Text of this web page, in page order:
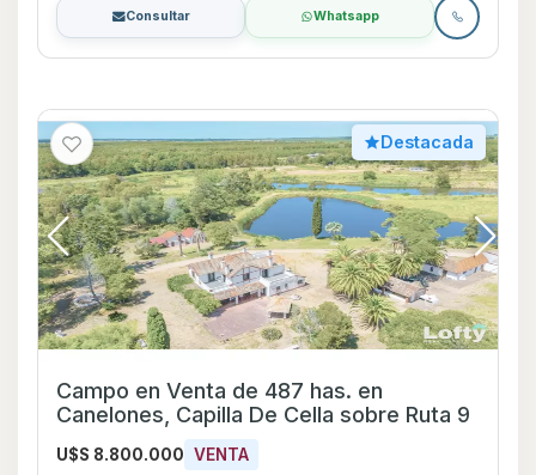
Consultar Whatsapp
Destacada
Campo en Venta de 487 has. en
Canelones, Capilla De Cella sobre Ruta 9
U$S 8.800.000 VENTA